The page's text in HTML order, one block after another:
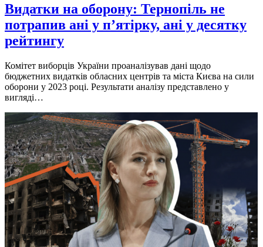
Видатки на оборону: Тернопіль не
потрапив ані у п’ятірку, ані у десятку
рейтингу
Комітет виборців України проаналізував дані щодо
бюджетних видатків обласних центрів та міста Києва на сили
оборони у 2023 році. Результати аналізу представлено у
вигляді…